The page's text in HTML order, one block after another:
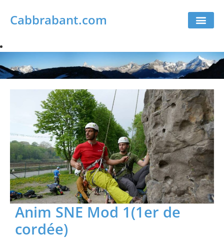
Cabbrabant.com
Anim SNE Mod 1(1er de
cordée)